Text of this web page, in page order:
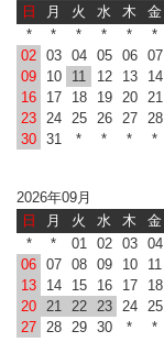
日
月 火 水 木 金
*
* * * * *
02 03 04 05 06 07
09
10 11 12 13 14
16
17 18 19 20 21
23
24 25 26 27 28
30 31 * * * *
2026年09月
日
月 火 水 木 金
*
* 01 02 03 04
06 07 08 09 10 11
13
14 15 16 17 18
20
21 22 23 24 25
27
28 29 30 * *